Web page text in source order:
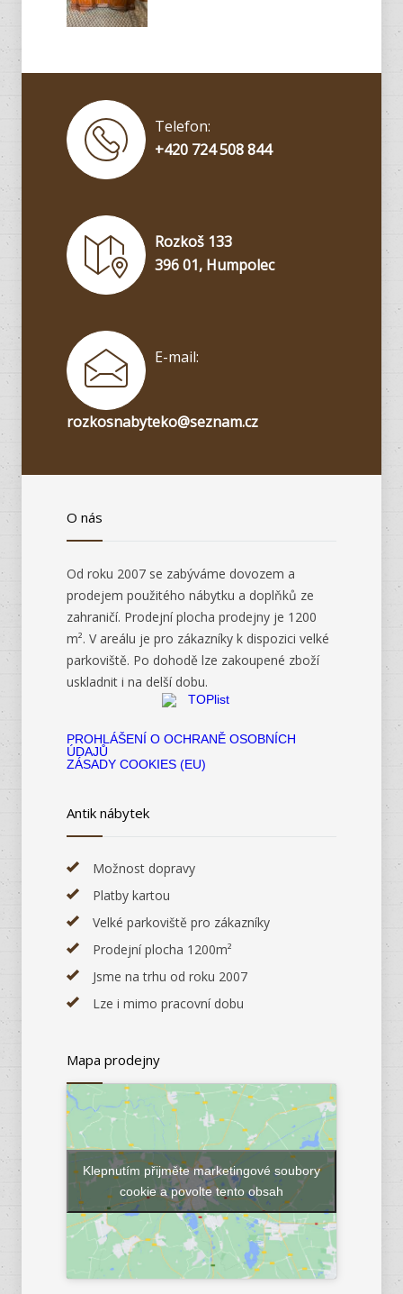
Telefon:
+420 724 508 844
Rozkoš 133
396 01, Humpolec
E-mail:
rozkosnabyteko@seznam.cz
O nás
Od roku 2007 se zabýváme dovozem a
prodejem použitého nábytku a doplňků ze
zahraničí. Prodejní plocha prodejny je 1200
m². V areálu je pro zákazníky k dispozici velké
parkoviště. Po dohodě lze zakoupené zboží
uskladnit i na delší dobu.
PROHLÁŠENÍ O OCHRANĚ OSOBNÍCH
ÚDAJŮ
ZÁSADY COOKIES (EU)
Antik nábytek
Možnost dopravy
Platby kartou
Velké parkoviště pro zákazníky
Prodejní plocha 1200m²
Jsme na trhu od roku 2007
Lze i mimo pracovní dobu
Mapa prodejny
Klepnutím přijměte marketingové soubory
cookie a povolte tento obsah